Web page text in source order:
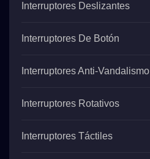
Interruptores Deslizantes
Interruptores De Botón
Interruptores Anti-Vandalismo
Interruptores Rotativos
Interruptores Táctiles